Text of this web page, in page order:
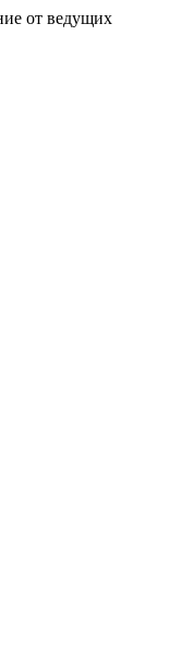
от ведущих